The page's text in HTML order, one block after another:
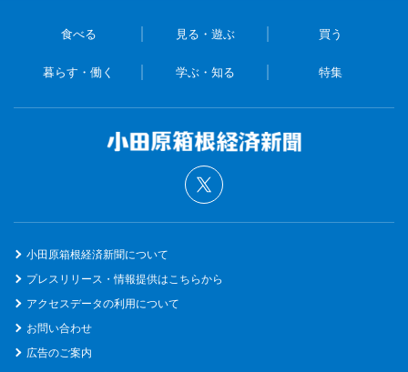
食べる 見る・遊ぶ 買う
暮らす・働く 学ぶ・知る 特集
小田原箱根経済新聞について
プレスリリース・情報提供はこちらから
アクセスデータの利用について
お問い合わせ
広告のご案内